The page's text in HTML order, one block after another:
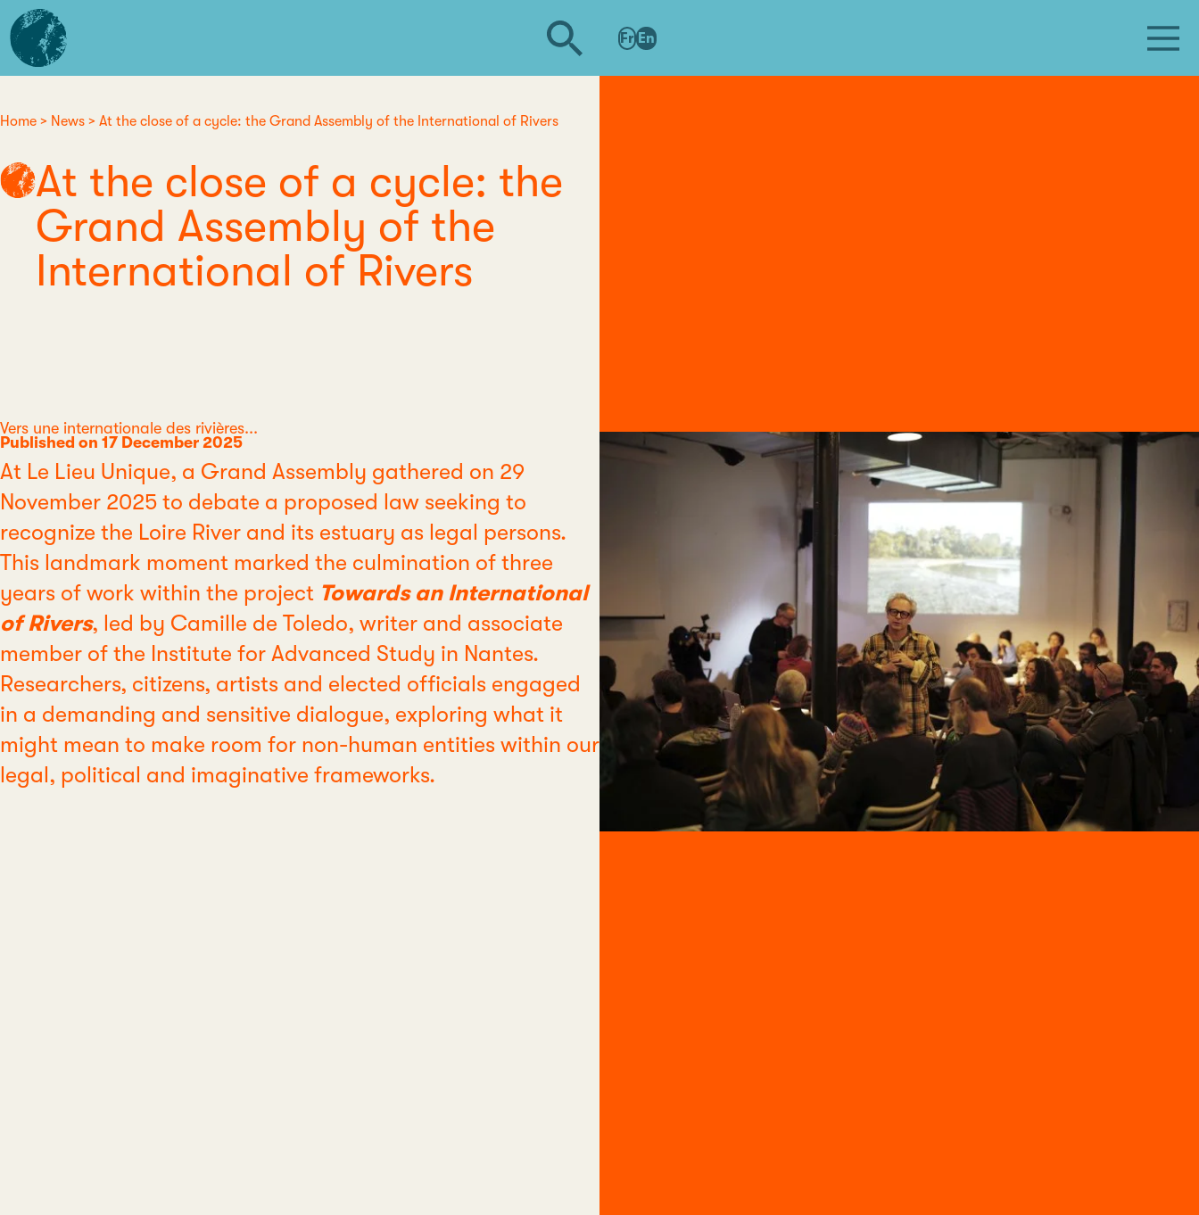
Skip
to
main
content
L'institut
d'études
avancées
Fr En
Home News At the close of a cycle: the Grand Assembly of the International of Rivers
At the close of a cycle: the
Grand Assembly of the
International of Rivers
Published on 17 December 2025
Category
Vers une internationale des rivières...
At Le Lieu Unique, a Grand Assembly gathered on 29
November 2025 to debate a proposed law seeking to
recognize the Loire River and its estuary as legal persons.
This landmark moment marked the culmination of three
years of work within the project Towards an International
of Rivers, led by Camille de Toledo, writer and associate
member of the Institute for Advanced Study in Nantes.
Researchers, citizens, artists and elected officials engaged
in a demanding and sensitive dialogue, exploring what it
might mean to make room for non-human entities within our
legal, political and imaginative frameworks.